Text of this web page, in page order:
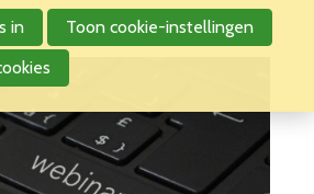
in
Toon cookie-instellingen